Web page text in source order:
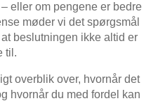
eller om pengene er bedre
møder vi det spørgsmål
beslutningen ikke altid er
til.
overblik over, hvornår det
hvornår du med fordel kan